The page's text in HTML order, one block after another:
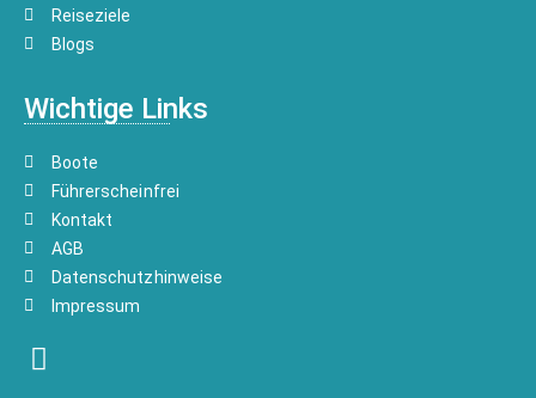
Reiseziele
Blogs
Wichtige Links
Boote
Führerscheinfrei
Kontakt
AGB
Datenschutzhinweise
Impressum